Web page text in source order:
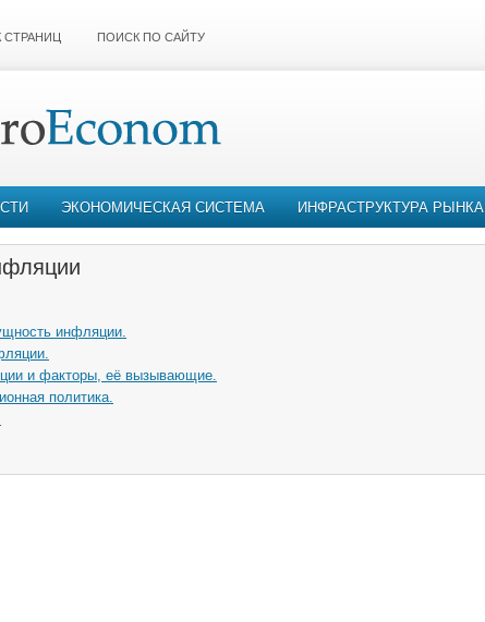
СТРАНИЦ ПОИСК ПО САЙТУ
ЭКОНОМИЧЕСКАЯ СИСТЕМА ИНФРАСТРУКТУРА РЫНКА
инфляции.
и факторы, её вызывающие.
политика.